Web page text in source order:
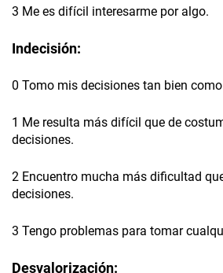
3 Me es difícil interesarme por algo.
Indecisión:
0 Tomo mis decisiones tan bien
1 Me resulta más difícil que de
decisiones.
2 Encuentro mucha más dificultad
decisiones.
3 Tengo problemas para tomar
Desvalorización: